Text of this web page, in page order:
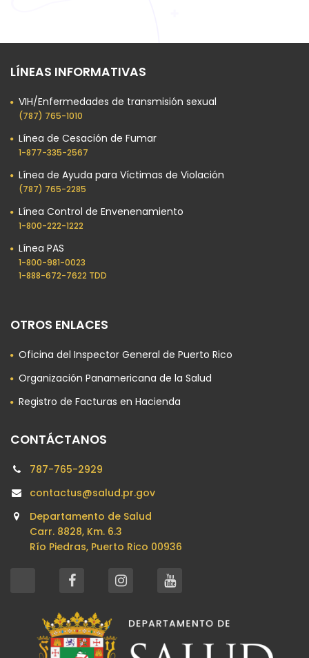
OTROS ENLACES
Oficina del Inspector General de Puerto Rico
Organización Panamericana de la Salud
Registro de Facturas en Hacienda
LÍNEAS INFORMATIVAS
VIH/Enfermedades de transmisión sexual
(787) 765-1010
Línea de Cesación de Fumar
1-877-335-2567
Línea de Ayuda para Víctimas de Violación
(787) 765-2285
Línea Control de Envenenamiento
1-800-222-1222
Línea PAS
1-800-981-0023​
1-888-672-7622 TDD
CONTÁCTANOS
787-765-2929
contactus@salud.pr.gov
Departamento de Salud
Carr. 8828, Km. 6.3
Río Piedras, Puerto Rico 00936